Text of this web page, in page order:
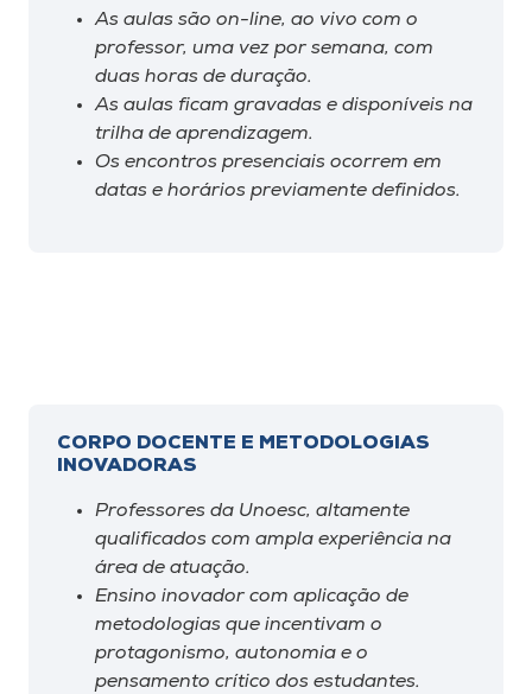
As aulas são on-line, ao vivo com o
professor, uma vez por semana, com
duas horas de duração.
As aulas ficam gravadas e disponíveis na
trilha de aprendizagem.
Os encontros presenciais ocorrem em
datas e horários previamente definidos.
CORPO DOCENTE E METODOLOGIAS
INOVADORAS
Professores da Unoesc, altamente
qualificados com ampla experiência na
área de atuação.
Ensino inovador com aplicação de
metodologias que incentivam o
protagonismo, autonomia e o
pensamento crítico dos estudantes.